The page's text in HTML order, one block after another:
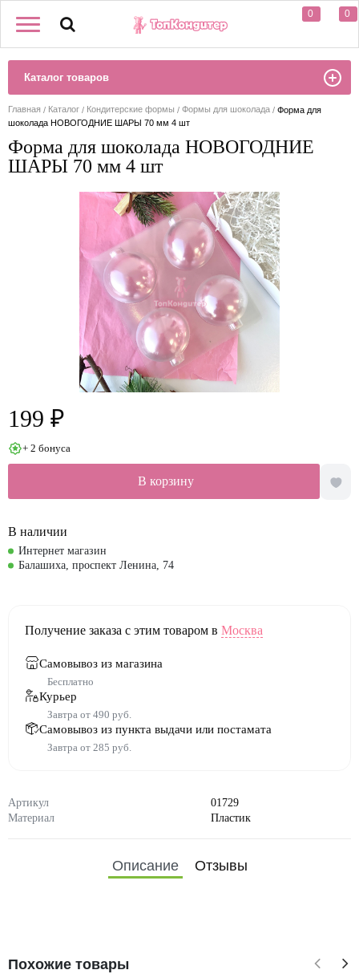
0 0
Каталог товаров
Главная Каталог Кондитерские формы Формы для шоколада
Форма для
шоколада НОВОГОДНИЕ ШАРЫ 70 мм 4 шт
Форма для шоколада НОВОГОДНИЕ
ШАРЫ 70 мм 4 шт
Артикул
01729
Материал
Пластик
199 ₽
+ 2 бонуса
В корзину
В наличии
Интернет магазин
Балашиха, проспект Ленина, 74
Получение заказа с этим товаром в Москва
Самовывоз из магазина
Бесплатно
Курьер
Завтра от 490 руб.
Самовывоз из пункта выдачи или постамата
Завтра от 285 руб.
Описание Отзывы
Похожие товары